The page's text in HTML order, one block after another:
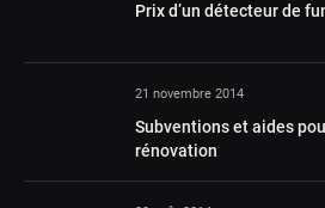
Prix d’un détecteur de
21 novembre 2014
Subventions et aides
rénovation